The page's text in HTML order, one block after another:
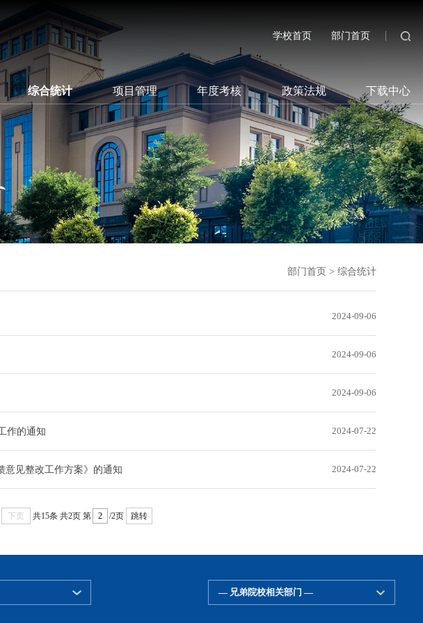
学校首页 部门首页
综合统计 项目管理 年度考核 政策法规 下载中心
部门首页> 综合统计
2024-09-06
2024-09-06
2024-09-06
作的通知 2024-07-22
意见整改工作方案》的通知 2024-07-22
下页 共15条 共2页 第 /2页 跳转
— 兄弟院校相关部门 —